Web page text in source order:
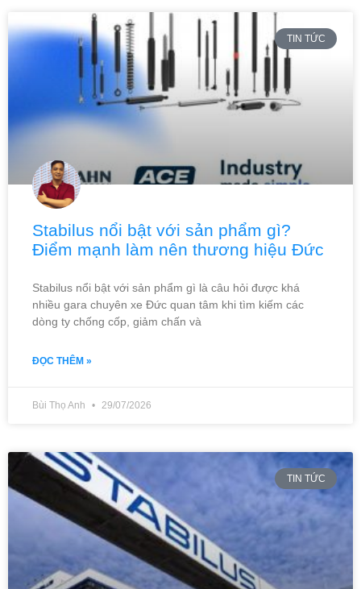
TIN TỨC
Stabilus nổi bật với sản phẩm gì?
Điểm mạnh làm nên thương hiệu Đức
Stabilus nổi bật với sản phẩm gì là câu hỏi được khá
nhiều gara chuyên xe Đức quan tâm khi tìm kiếm các
dòng ty chống cốp, giảm chấn và
ĐỌC THÊM »
Bùi Thọ Anh 29/07/2026
TIN TỨC